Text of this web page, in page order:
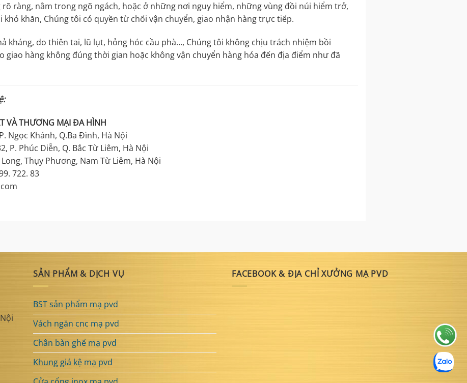
rõ ràng, nằm trong ngõ ngách, hoặc ở những nơi nguy hiểm, những vùng đồi núi hiểm trở,
khăn, Chúng tôi có quyền từ chối vận chuyển, giao nhận hàng trực tiếp.
kháng, do thiên tai, lũ lụt, hỏng hóc cầu phà…, Chúng tôi không chịu trách nhiệm bồi
hàng không đúng thời gian hoặc không vận chuyển hàng hóa đến địa điểm như đã
VÀ THƯƠNG MẠI ĐA HÌNH
Ngọc Khánh, Q.Ba Đình, Hà Nội
P. Phúc Diễn, Q. Bắc Từ Liêm, Hà Nội
Thụy Phương, Nam Từ Liêm, Hà Nội
722. 83
SẢN PHẨM & DỊCH VỤ
BST sản phẩm mạ pvd
Vách ngăn cnc mạ pvd
Chân bàn ghế mạ pvd
Khung giá kệ mạ pvd
FACEBOOK & ĐỊA CHỈ XƯỞNG MẠ PVD